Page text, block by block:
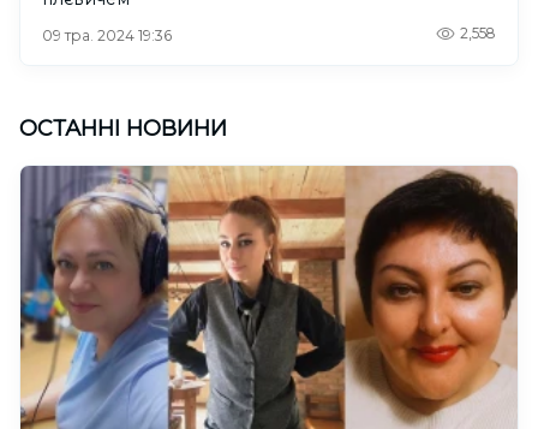
09 тра. 2024 19:36 2,558
ОСТАННІ НОВИНИ